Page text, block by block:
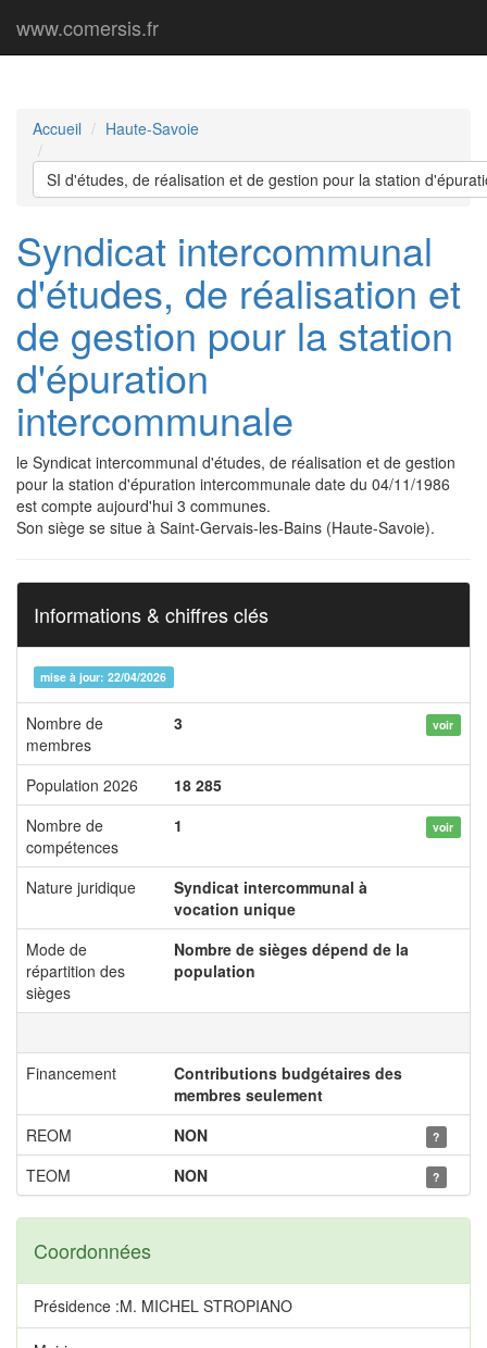
www.comersis.fr
Accueil Haute-Savoie
SI d'études, de réalisation et de gestion pour la station
Syndicat intercommunal
d'études, de réalisation et
de gestion pour la station
d'épuration
intercommunale
le Syndicat intercommunal d'études, de réalisation et de gestion
pour la station d'épuration intercommunale date du 04/11/1986
est compte aujourd'hui 3 communes.
Son siège se situe à Saint-Gervais-les-Bains (Haute-Savoie).
Informations & chiffres clés
mise à jour: 22/04/2026
Nombre de
membres
3 voir
Population 2026
18 285
Nombre de
compétences
1 voir
Nature juridique
Syndicat intercommunal à
vocation unique
Mode de
répartition des
sièges
Nombre de sièges dépend de la
population
Financement
Contributions budgétaires des
membres seulement
REOM
NON ?
TEOM NON ?
Coordonnées
Présidence :M. MICHEL STROPIANO